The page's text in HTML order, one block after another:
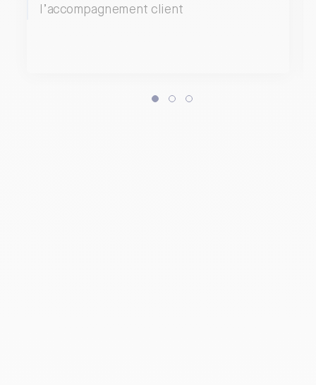
l’accompagnement client